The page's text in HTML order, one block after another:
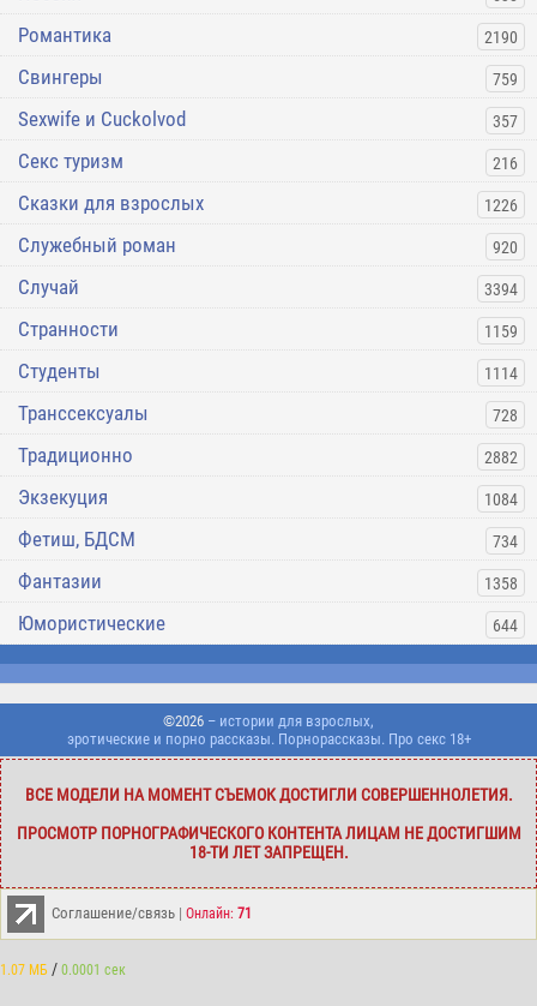
Романтика 2190
Свингеры 759
Sexwife и Cuckolvod 357
Секс туризм 216
Сказки для взрослых 1226
Служебный роман 920
Случай 3394
Странности 1159
Студенты 1114
Транссексуалы 728
Традиционно 2882
Экзекуция 1084
Фетиш, БДСМ 734
Фантазии 1358
Юмористические 644
©2026 – истории для взрослых,
эротические и порно рассказы. Порнорассказы. Про секс 18+
ВСЕ МОДЕЛИ НА МОМЕНТ СЪЕМОК ДОСТИГЛИ СОВЕРШЕННОЛЕТИЯ.
ПРОСМОТР ПОРНОГРАФИЧЕСКОГО КОНТЕНТА ЛИЦАМ НЕ ДОСТИГШИМ
18-ТИ ЛЕТ ЗАПРЕЩЕН.
Соглашение/связь | Онлайн: 71
1.07 МБ / 0.0001 сек